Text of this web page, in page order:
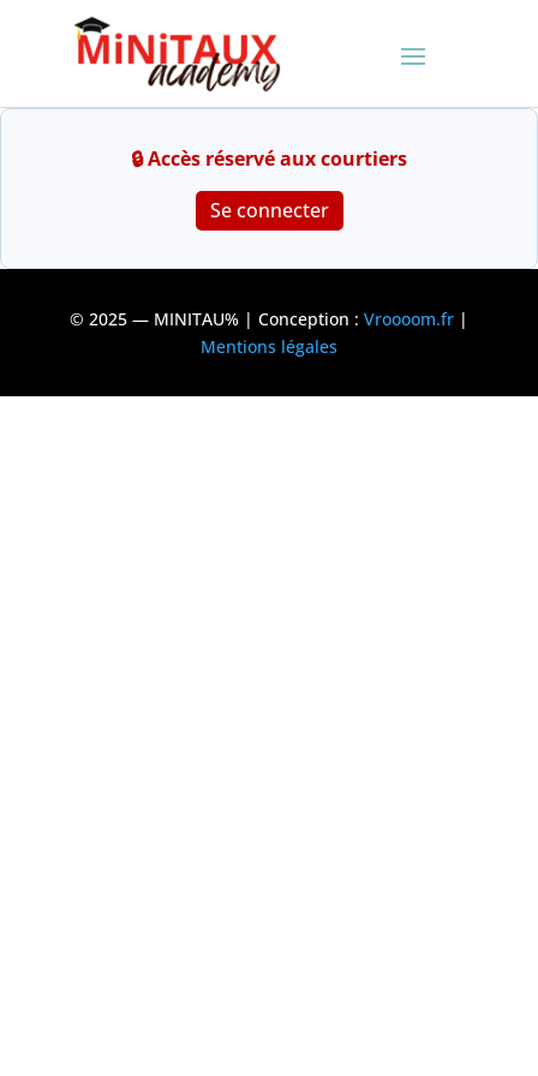
Se connecter
© 2025 — MINITAU% | Conception : Vroooom.fr|
Mentions légales